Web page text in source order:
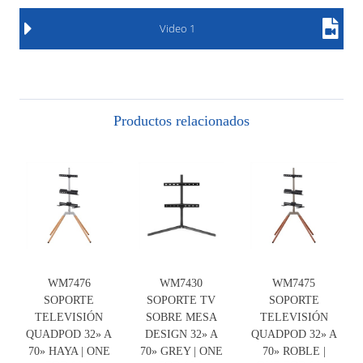
Video 1
Productos relacionados
WM7476
SOPORTE
TELEVISIÓN
QUADPOD 32» A
70» HAYA | ONE
WM7430
SOPORTE TV
SOBRE MESA
DESIGN 32» A
70» GREY | ONE
WM7475
SOPORTE
TELEVISIÓN
QUADPOD 32» A
70» ROBLE |